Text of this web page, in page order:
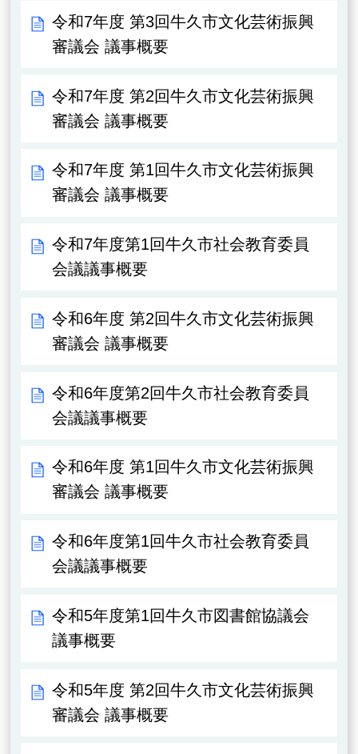
令和7年度 第3回牛久市文化芸術振興
審議会 議事概要
令和7年度 第2回牛久市文化芸術振興
審議会 議事概要
令和7年度 第1回牛久市文化芸術振興
審議会 議事概要
令和7年度第1回牛久市社会教育委員
会議議事概要
令和6年度 第2回牛久市文化芸術振興
審議会 議事概要
令和6年度第2回牛久市社会教育委員
会議議事概要
令和6年度 第1回牛久市文化芸術振興
審議会 議事概要
令和6年度第1回牛久市社会教育委員
会議議事概要
令和5年度第1回牛久市図書館協議会
議事概要
令和5年度 第2回牛久市文化芸術振興
審議会 議事概要